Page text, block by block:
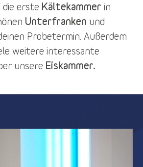
die erste Kältekammer in
Unterfranken und
Probetermin . Außerdem
weitere interessante
unsere Eiskammer.